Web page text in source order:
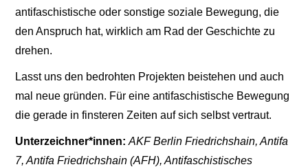
antifaschistische oder sonstige soziale Bewegung, die
den Anspruch hat, wirklich am Rad der Geschichte zu
drehen.
Lasst uns den bedrohten Projekten beistehen und auch
mal neue gründen. Für eine antifaschistische Bewegung
die gerade in finsteren Zeiten auf sich selbst vertraut.
Unterzeichner*innen: AKF Berlin Friedrichshain, Antifa
7, Antifa Friedrichshain (AFH), Antifaschistisches